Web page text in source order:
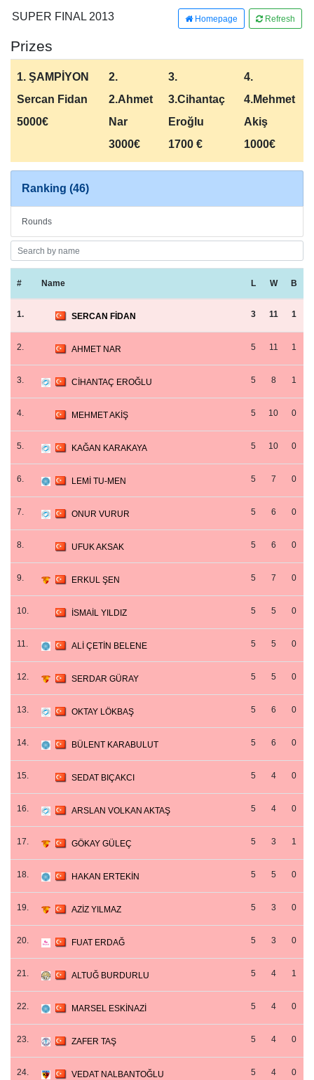
SUPER FINAL 2013 Homepage Refresh
Prizes
1. ŞAMPİYON
Sercan Fidan
5000€
2.
2.Ahmet
Nar
3000€
3.
3.Cihantaç
Eroğlu
1700 €
4.
4.Mehmet
Akiş
1000€
Ranking (46)
Rounds
# Name L W B
1. SERCAN FİDAN 3 11 1
2. AHMET NAR 5 11 1
3. CİHANTAÇ EROĞLU 5 8 1
4. MEHMET AKİŞ 5 10 0
5. KAĞAN KARAKAYA 5 10 0
6. LEMİ TU-MEN 5 7 0
7. ONUR VURUR 5 6 0
8. UFUK AKSAK 5 6 0
9. ERKUL ŞEN 5 7 0
10. İSMAİL YILDIZ 5 5 0
11. ALİ ÇETİN BELENE 5 5 0
12. SERDAR GÜRAY 5 5 0
13. OKTAY LÖKBAŞ 5 6 0
14. BÜLENT KARABULUT 5 6 0
15. SEDAT BIÇAKCI 5 4 0
16. ARSLAN VOLKAN AKTAŞ 5 4 0
17. GÖKAY GÜLEÇ 5 3 1
18. HAKAN ERTEKİN 5 5 0
19. AZİZ YILMAZ 5 3 0
20. FUAT ERDAĞ 5 3 0
21. ALTUĞ BURDURLU 5 4 1
22. MARSEL ESKİNAZİ 5 4 0
23. ZAFER TAŞ 5 4 0
24. VEDAT NALBANTOĞLU 5 4 0